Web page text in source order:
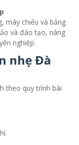
máy chiếu và bảng
và đào tạo, nâng
nghiệp.
nhẹ Đà
theo quy trình bài